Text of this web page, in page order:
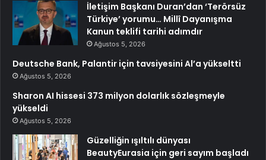
İletişim Başkanı Duran’dan ‘Terörsüz
Türkiye’ yorumu… Millî Dayanışma
Kanun teklifi tarihi adımdır
Ağustos 5, 2026
Deutsche Bank, Palantir için tavsiyesini Al’a yükseltti
Ağustos 5, 2026
Sharon AI hissesi 373 milyon dolarlık sözleşmeyle
yükseldi
Ağustos 5, 2026
Güzelliğin ışıltılı dünyası
BeautyEurasia için geri sayım başladı